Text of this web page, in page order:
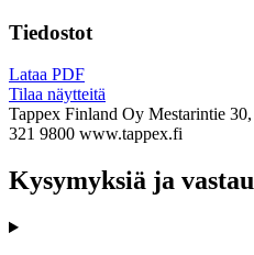
Tiedostot
Lataa PDF
Tilaa näytteitä
Tappex Finland Oy Mestarintie
321 9800 www.tappex.fi
Kysymyksiä ja